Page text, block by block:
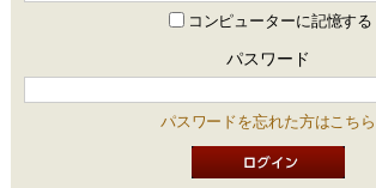
コンピューターに記憶する
パスワード
パスワードを忘れた方はこちら